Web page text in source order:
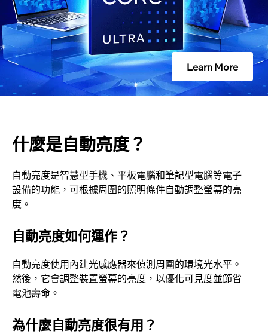
？
Learn More
什麼是自動亮度？
自動亮度是智慧型手機、平板電腦和筆記型電腦等電子
設備的功能，可根據周圍的照明條件自動調整螢幕的亮
度。
自動亮度如何運作？
自動亮度使用內建光感應器來偵測周圍的環境光水平。
然後，它會調整裝置螢幕的亮度，以優化可見度並節省
電池壽命。
為什麼自動亮度很有用？